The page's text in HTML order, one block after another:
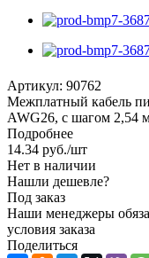
Артикул: 90762
Межплатный кабель
AWG26, с шагом 2,54
Подробнее
14.34 руб./шт
Нет в наличии
Нашли дешевле?
Под заказ
Наши менеджеры
условия заказа
Поделиться